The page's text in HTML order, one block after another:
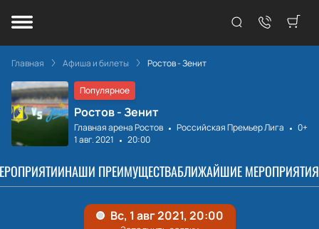
Главная Афиша и билеты Ростов - Зенит
Популярное
Ростов - Зенит
Главная арена Ростов Российская Премьер Лига
0+
1 авг. 2021
20:00
НАШИ ПРЕИМУЩЕСТВАБЛИЖАЙШИЕ МЕРОПРИЯТИЯ